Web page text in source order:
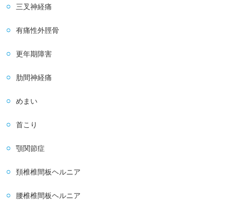
三叉神経痛
有痛性外脛骨
更年期障害
肋間神経痛
めまい
首こり
顎関節症
頚椎椎間板ヘルニア
腰椎椎間板ヘルニア